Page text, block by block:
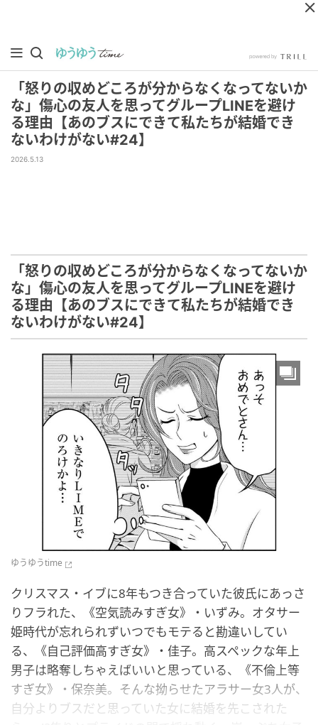
「怒りの収めどころが分からなくなってないか
な」傷心の友人を思ってグループLINEを避け
る理由【あのブスにできて私たちが結婚でき
ないわけがない#24】
2026.5.13
「怒りの収めどころが分からなくなってないか
な」傷心の友人を思ってグループLINEを避け
る理由【あのブスにできて私たちが結婚でき
ないわけがない#24】
ゆうゆうtime
クリスマス・イブに8年もつき合っていた彼氏にあっさ
りフラれた、《空気読みすぎ女》・いずみ。オタサー
姫時代が忘れられずいつでもモテると勘違いしてい
る、《自己評価高すぎ女》・佳子。高スペックな年上
男子は略奪しちゃえばいいと思っている、《不倫上等
すぎ女》・保奈美。そんな拗らせたアラサー女3人が、
自分よりブスだと思っていた女に結婚を先こされた